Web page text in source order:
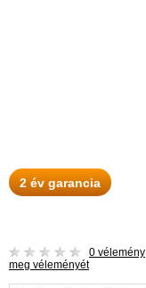
2 év garancia
0 vélemény
meg véleményét